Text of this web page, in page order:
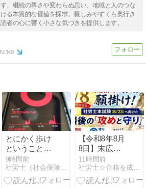
。継続の尊さや変わらぬ思い、地域と人のつな
る本質的な価値を探求。親しみやすくも奥行き
者の心に響く小さな気づきを提供します。
340
とにかく歩け
ということで
して。
9時間前
【令和8年8月
8日】末広が
り×寅の日の
最強吉日に願
掛け！社労士
11時間前